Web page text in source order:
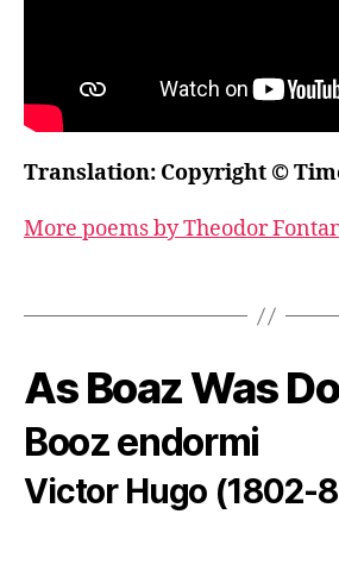
Translation: Copyright ©
More poems by Theodor
As Boaz Was
Booz endormi
Victor Hugo (1802-